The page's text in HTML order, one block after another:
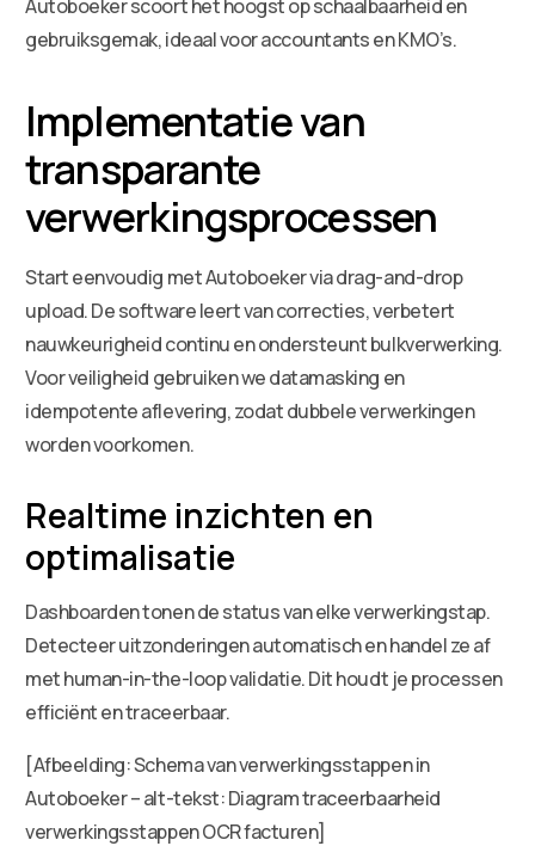
Autoboeker scoort het hoogst op schaalbaarheid en
gebruiksgemak, ideaal voor accountants en KMO’s.
Implementatie van
transparante
verwerkingsprocessen
Start eenvoudig met Autoboeker via drag-and-drop
upload. De software leert van correcties, verbetert
nauwkeurigheid continu en ondersteunt bulkverwerking.
Voor veiligheid gebruiken we datamasking en
idempotente aflevering, zodat dubbele verwerkingen
worden voorkomen.
Realtime inzichten en
optimalisatie
Dashboarden tonen de status van elke verwerkingstap.
Detecteer uitzonderingen automatisch en handel ze af
met human-in-the-loop validatie. Dit houdt je processen
efficiënt en traceerbaar.
[Afbeelding: Schema van verwerkingsstappen in
Autoboeker – alt-tekst: Diagram traceerbaarheid
verwerkingsstappen OCR facturen]